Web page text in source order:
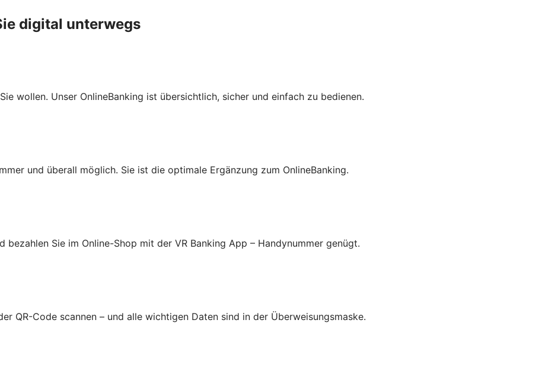
digital unterwegs
wollen. Unser OnlineBanking ist übersichtlich, sicher und einfach zu bedienen.
und überall möglich. Sie ist die optimale Ergänzung zum OnlineBanking.
bezahlen Sie im Online-Shop mit der VR Banking App – Handynummer genügt.
QR-Code scannen – und alle wichtigen Daten sind in der Überweisungsmaske.